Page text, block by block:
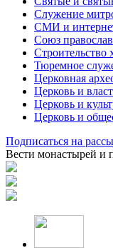
Служение
СМИ и
Союз
Строительство
Тюремное
Церковная
Церковь и
Церковь и
Церковь и
Подписаться на
Вести монастырей и